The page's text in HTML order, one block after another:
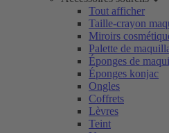
Tout afficher
Taille-crayon
Miroirs
Palette de
Éponges de
Éponges konjac
Ongles
Coffrets
Lèvres
Teint